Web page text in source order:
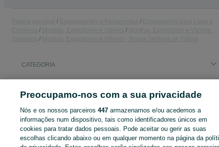
CATEGORIA
ID:663876351 Cliques:
Entra na tua conta OLX ou cria uma nova para contactares
anunciante
Preocupamo-nos com a sua privacidade
Nós e os nossos parceiros447 armazenamos e/ou acedemos a
informações num dispositivo, tais como identificadores únicos em
cookies para tratar dados pessoais. Pode aceitar ou gerir as suas
escolhas clicando abaixo ou em qualquer momento na página da